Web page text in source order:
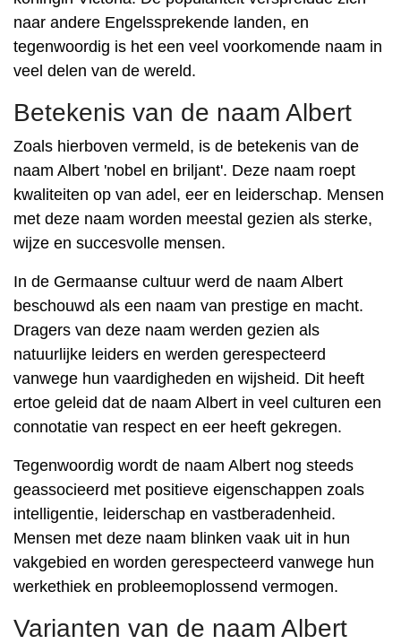
naar andere Engelssprekende landen, en
tegenwoordig is het een veel voorkomende naam in
veel delen van de wereld.
Betekenis van de naam Albert
Zoals hierboven vermeld, is de betekenis van de
naam Albert 'nobel en briljant'. Deze naam roept
kwaliteiten op van adel, eer en leiderschap. Mensen
met deze naam worden meestal gezien als sterke,
wijze en succesvolle mensen.
In de Germaanse cultuur werd de naam Albert
beschouwd als een naam van prestige en macht.
Dragers van deze naam werden gezien als
natuurlijke leiders en werden gerespecteerd
vanwege hun vaardigheden en wijsheid. Dit heeft
ertoe geleid dat de naam Albert in veel culturen een
connotatie van respect en eer heeft gekregen.
Tegenwoordig wordt de naam Albert nog steeds
geassocieerd met positieve eigenschappen zoals
intelligentie, leiderschap en vastberadenheid.
Mensen met deze naam blinken vaak uit in hun
vakgebied en worden gerespecteerd vanwege hun
werkethiek en probleemoplossend vermogen.
Varianten van de naam Albert